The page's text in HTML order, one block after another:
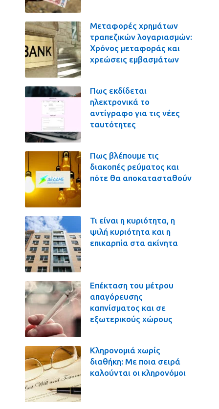
Μεταφορές χρημάτων
τραπεζικών λογαριασμών:
Χρόνος μεταφοράς και
χρεώσεις εμβασμάτων
Πως εκδίδεται
ηλεκτρονικά το
αντίγραφο για τις νέες
ταυτότητες
Πως βλέπουμε τις
διακοπές ρεύματος και
πότε θα αποκατασταθούν
Τι είναι η κυριότητα, η
ψιλή κυριότητα και η
επικαρπία στα ακίνητα
Επέκταση του μέτρου
απαγόρευσης
καπνίσματος και σε
εξωτερικούς χώρους
Κληρονομιά χωρίς
διαθήκη: Με ποια σειρά
καλούνται οι κληρονόμοι